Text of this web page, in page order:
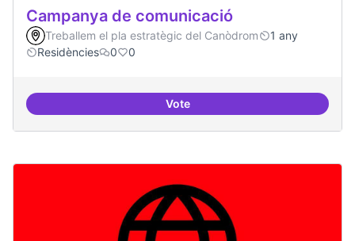
Campanya de comunicació
Treballem el pla estratègic del Canòdrom
1 any
Residències
0 0
VoteCampanya de comunicació